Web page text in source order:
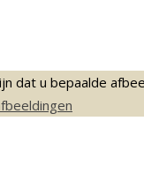
dat u bepaalde